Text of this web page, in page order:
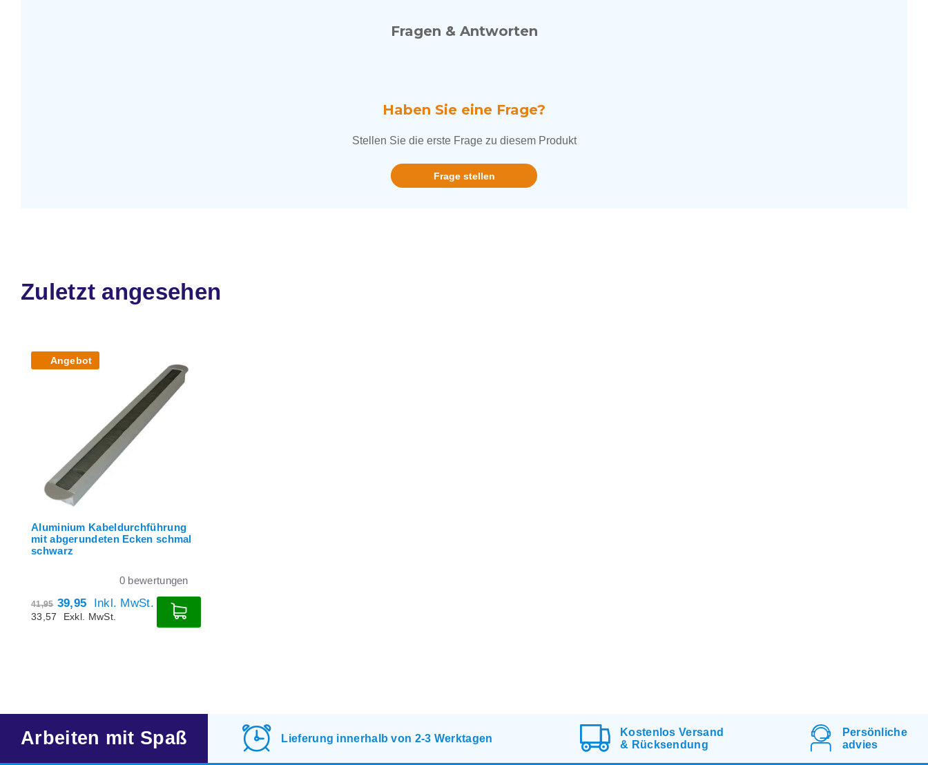
Fragen & Antworten
Haben Sie eine Frage?
Stellen Sie die erste Frage zu diesem Produkt
Frage stellen
Zuletzt angesehen
Angebot
Aluminium Kabeldurchführung
mit abgerundeten Ecken schmal
schwarz
0 bewertungen
41,9539,95 Inkl. MwSt.
33,57 Exkl. MwSt.
Arbeiten mit Spaß Lieferung innerhalb von 2-3 Werktagen
KostenlosVersand
& Rücksendung
Persönliche
advies